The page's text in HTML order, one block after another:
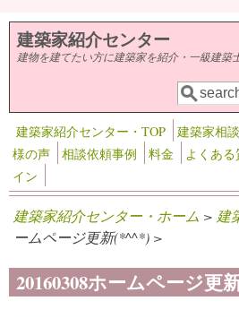
メインコンテンツに移動
建築家紹介センター
建物を建てたい方に建築家を紹介・一級建築
検索
検索
建築家紹介センター・TOP 建築家相
様の声
相談依頼事例 料金 よくある
イン
建築家紹介センター・ホーム > 建
ームページ更新(*^^*) >
20160308ホームページ更